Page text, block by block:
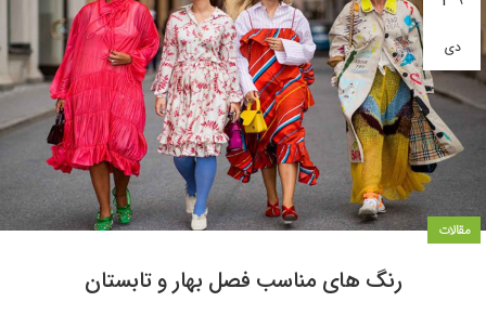
دی
مقالات
رنگ‌ های مناسب فصل بهار و تابستان